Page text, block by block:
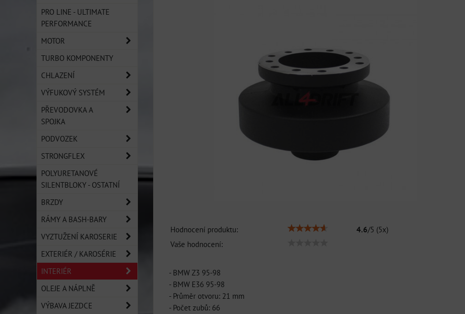
Hodnocení produktu: 4.6/5 (5x)
Vaše hodnocení:
- BMW Z3 95-98
- BMW E36 95-98
- Průměr otvoru: 21 mm
- Počet zubů: 66
PRO LINE - ULTIMATE
PERFORMANCE
MOTOR
TURBO KOMPONENTY
CHLAZENÍ
VÝFUKOVÝ SYSTÉM
PŘEVODOVKA A
SPOJKA
PODVOZEK
STRONGFLEX
POLYURETANOVÉ
SILENTBLOKY - OSTATNÍ
BRZDY
RÁMY A BASH-BARY
VYZTUŽENÍ KAROSERIE
EXTERIÉR / KAROSÉRIE
INTERIÉR
OLEJE A NÁPLNĚ
VÝBAVA JEZDCE